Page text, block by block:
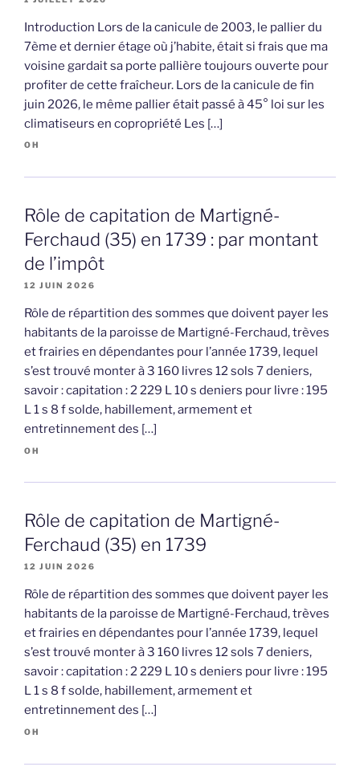
Introduction Lors de la canicule de 2003, le pallier du
7ème et dernier étage où j’habite, était si frais que ma
voisine gardait sa porte pallière toujours ouverte pour
profiter de cette fraîcheur. Lors de la canicule de fin
juin 2026, le même pallier était passé à 45° loi sur les
climatiseurs en copropriété Les […]
OH
Rôle de capitation de Martigné-
Ferchaud (35) en 1739 : par montant
de l’impôt
12 JUIN 2026
Rôle de répartition des sommes que doivent payer les
habitants de la paroisse de Martigné-Ferchaud, trèves
et frairies en dépendantes pour l’année 1739, lequel
s’est trouvé monter à 3 160 livres 12 sols 7 deniers,
savoir : capitation : 2 229 L 10 s deniers pour livre : 195
L 1 s 8 f solde, habillement, armement et
entretinnement des […]
OH
Rôle de capitation de Martigné-
Ferchaud (35) en 1739
12 JUIN 2026
Rôle de répartition des sommes que doivent payer les
habitants de la paroisse de Martigné-Ferchaud, trèves
et frairies en dépendantes pour l’année 1739, lequel
s’est trouvé monter à 3 160 livres 12 sols 7 deniers,
savoir : capitation : 2 229 L 10 s deniers pour livre : 195
L 1 s 8 f solde, habillement, armement et
entretinnement des […]
OH